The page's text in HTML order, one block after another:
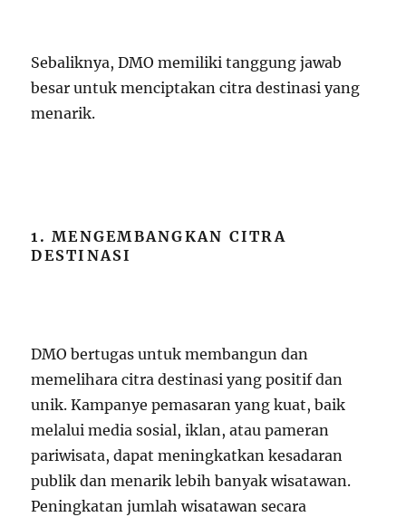
Sebaliknya, DMO memiliki tanggung jawab
besar untuk menciptakan citra destinasi yang
menarik.
1. MENGEMBANGKAN CITRA
DESTINASI
DMO bertugas untuk membangun dan
memelihara citra destinasi yang positif dan
unik. Kampanye pemasaran yang kuat, baik
melalui media sosial, iklan, atau pameran
pariwisata, dapat meningkatkan kesadaran
publik dan menarik lebih banyak wisatawan.
Peningkatan jumlah wisatawan secara